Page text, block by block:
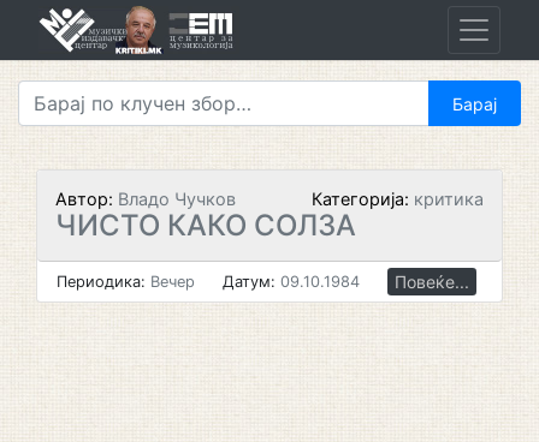
Автор: Владо Чучков Категорија: критика
ЧИСТО КАКО СОЛЗА
Периодика: Вечер Датум: 09.10.1984 Повеќе...